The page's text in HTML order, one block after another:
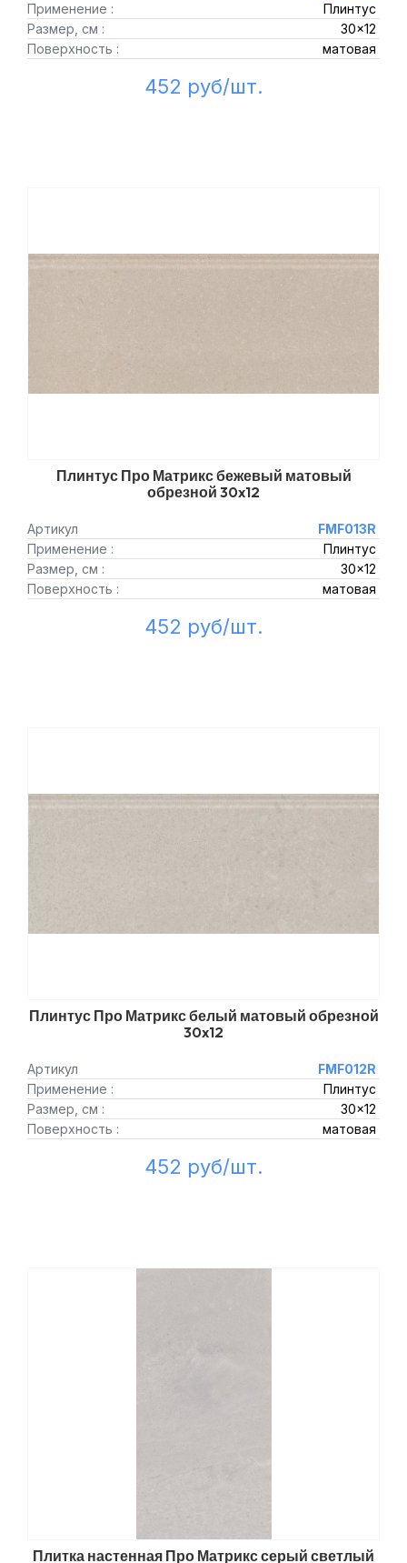
Применение :
Плинтус
Размер, см :
30x12
Поверхность :
матовая
452 руб/шт.
Плинтус Про Матрикс бежевый матовый
обрезной 30x12
Артикул
FMF013R
Применение :
Плинтус
Размер, см :
30x12
Поверхность :
матовая
452 руб/шт.
Плинтус Про Матрикс белый матовый обрезной
30x12
Артикул
FMF012R
Применение :
Плинтус
Размер, см :
30x12
Поверхность :
матовая
452 руб/шт.
Плитка настенная Про Матрикс серый светлый